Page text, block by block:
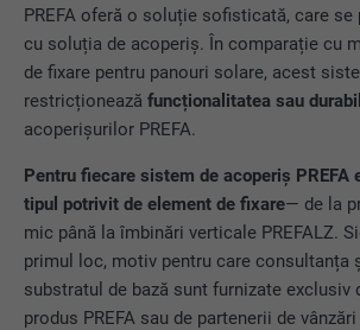
PREFA oferă o soluție sofisticată, care
cu soluția de acoperiș. În comparație cu
de fixare pentru panouri solare, acest
restricționeazăfuncționalitatea sau
acoperișurilor PREFA.
Pentru fiecare sistem de acoperiș PREFA
tipul potrivit de element de fixare— de la
mic până la îmbinări verticale PREFALZ.
primul loc, motiv pentru care consultanța
substratul de bază sunt furnizate exclusiv
produs PREFA sau de partenerii de